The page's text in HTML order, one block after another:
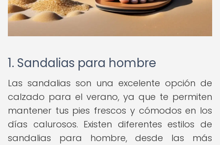
1. Sandalias para hombre
Las sandalias son una excelente opción de
calzado para el verano, ya que te permiten
mantener tus pies frescos y cómodos en los
días calurosos. Existen diferentes estilos de
sandalias para hombre, desde las más